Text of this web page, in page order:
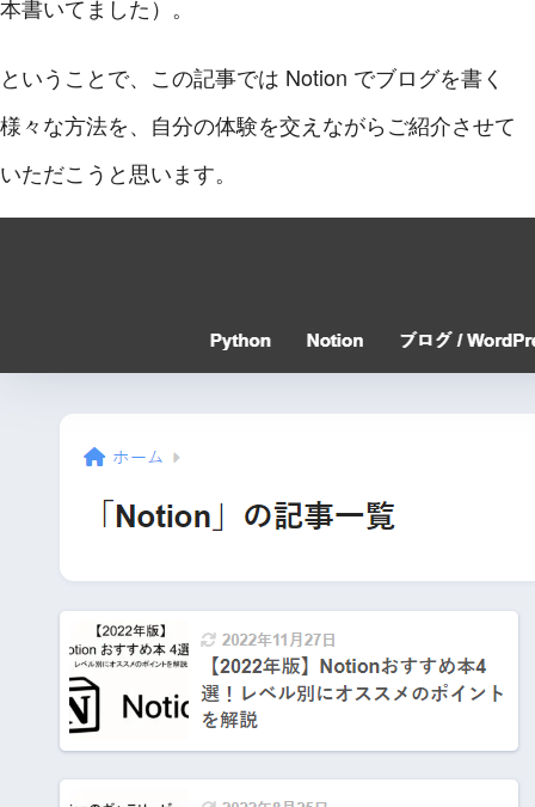
本書いてました）。
ということで、この記事では Notion でブログを書く
様々な方法を、自分の体験を交えながらご紹介させて
いただこうと思います。